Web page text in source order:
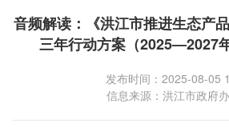
音频解读：《洪江市推进生态产
三年行动方案（2025—2027
发布时间：2025-08-05
信息来源：洪江市政府